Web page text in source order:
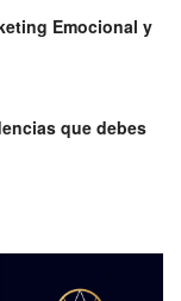
Emocional y
que debes